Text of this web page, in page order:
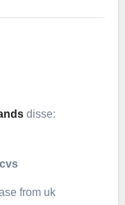
disse:
from uk